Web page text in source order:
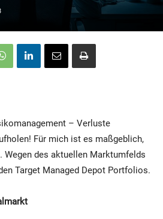
– Verluste
Für mich ist es maßgeblich,
des aktuellen Marktumfelds
Target Managed Depot Portfolios.